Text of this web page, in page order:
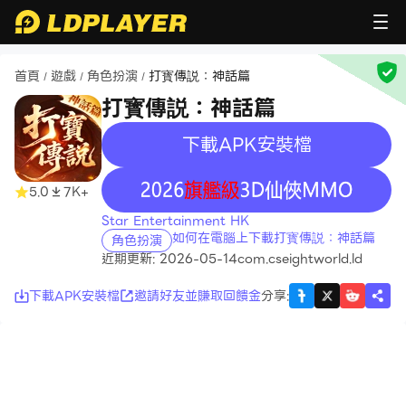
首頁 / 遊戲 / 角色扮演 / 打寳傳説：神話篇
5.0 7K+
打寳傳説：神話篇
recommend
下載APK安裝檔
recommend
Star Entertainment HK
角色扮演 如何在電腦上下載打寳傳説：神話篇
近期更新: 2026-05-14com.cseightworld.ld
下載APK安裝檔
邀請好友並賺取回饋金分享: